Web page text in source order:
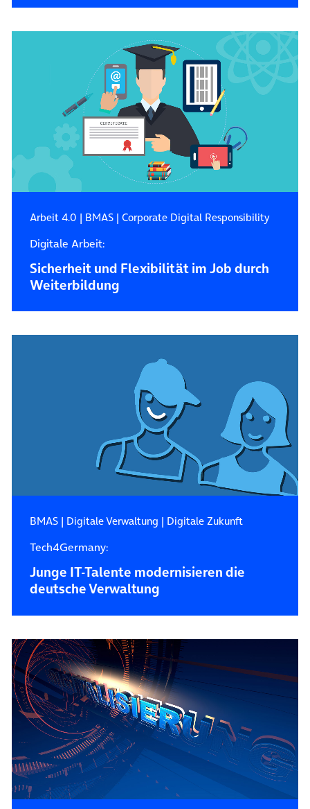
Arbeit 4.0 | BMAS| Corporate Digital Responsibility
Digitale Arbeit:
Sicherheit und Flexibilität im Job durch
Weiterbildung
BMAS| Digitale Verwaltung | Digitale Zukunft
Tech4Germany:
Junge IT-Talente modernisieren die
deutsche Verwaltung